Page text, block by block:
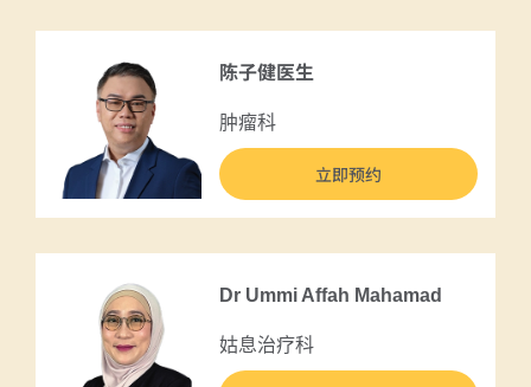
陈子健医生
肿瘤科
立即预约
Dr Ummi Affah Mahamad
姑息治疗科